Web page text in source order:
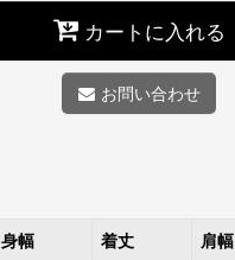
カートに入れる
お問い合わせ
身幅 着丈 肩幅